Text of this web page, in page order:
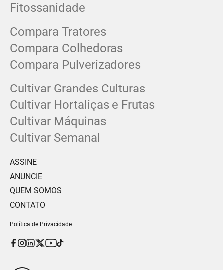
Fitossanidade
Compara Tratores
Compara Colhedoras
Compara Pulverizadores
Cultivar Grandes Culturas
Cultivar Hortaliças e Frutas
Cultivar Máquinas
Cultivar Semanal
ASSINE
ANUNCIE
QUEM SOMOS
CONTATO
Política de Privacidade